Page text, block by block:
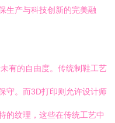
生产与科技创新的完美融
有的自由度。传统制鞋工艺
守。而3D打印则允许设计师
的纹理，这些在传统工艺中